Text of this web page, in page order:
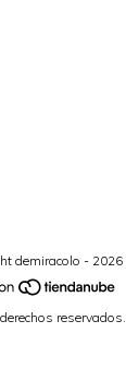
demiracolo - 2026
reservados.